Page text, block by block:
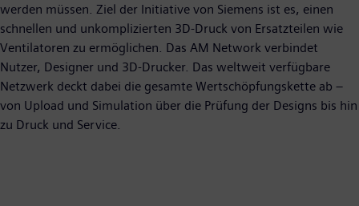
werden müssen. Ziel der Initiative von Siemens ist es, einen
schnellen und unkomplizierten 3D-Druck von Ersatzteilen wie
Ventilatoren zu ermöglichen. Das AM Network verbindet
Nutzer, Designer und 3D-Drucker. Das weltweit verfügbare
Netzwerk deckt dabei die gesamte Wertschöpfungskette ab –
von Upload und Simulation über die Prüfung der Designs bis hin
zu Druck und Service.